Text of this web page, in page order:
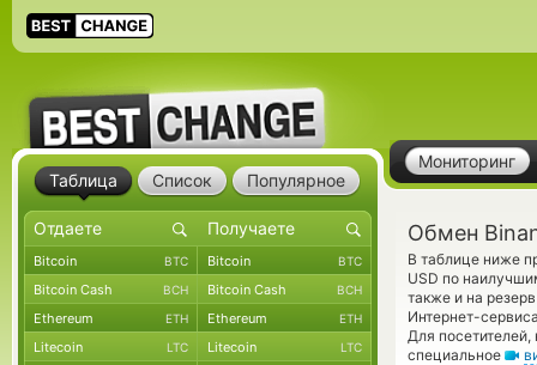
Мониторинг
Обмен
В таблице ниже
USD по
также и на
Интернет-
Для
специальное
Таблица Список Популярное
Bitcoin BTC Bitcoin BTC
Bitcoin Cash BCH Bitcoin Cash BCH
Ethereum ETH Ethereum ETH
Litecoin LTC Litecoin LTC